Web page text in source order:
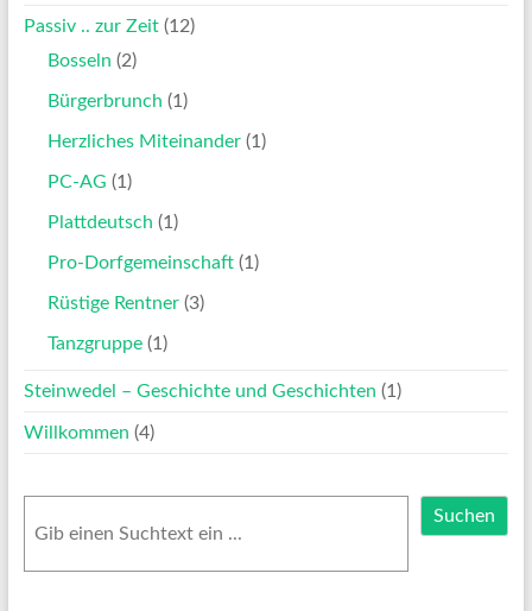
Passiv .. zur Zeit(12)
Bosseln (2)
Bürgerbrunch (1)
Herzliches Miteinander(1)
PC-AG (1)
Plattdeutsch (1)
Pro-Dorfgemeinschaft(1)
Rüstige Rentner(3)
Tanzgruppe(1)
Steinwedel – Geschichte und Geschichten (1)
Willkommen (4)
Suchen